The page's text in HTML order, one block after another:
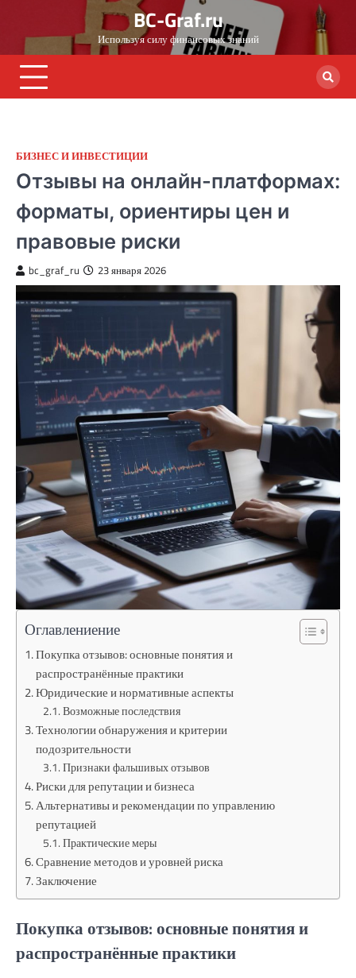
content
BC-Graf.ru
Используя силу финансовых знаний
БИЗНЕС И ИНВЕСТИЦИИ
Отзывы на онлайн-платформах:
форматы, ориентиры цен и
правовые риски
bc_graf_ru 23 января 2026
Оглавлениение
Покупка отзывов: основные понятия и
распространённые практики
Юридические и нормативные аспекты
Возможные последствия
Технологии обнаружения и критерии
подозрительности
Признаки фальшивых отзывов
Риски для репутации и бизнеса
Альтернативы и рекомендации по управлению
репутацией
Практические меры
Сравнение методов и уровней риска
Заключение
Покупка отзывов: основные понятия и
распространённые практики